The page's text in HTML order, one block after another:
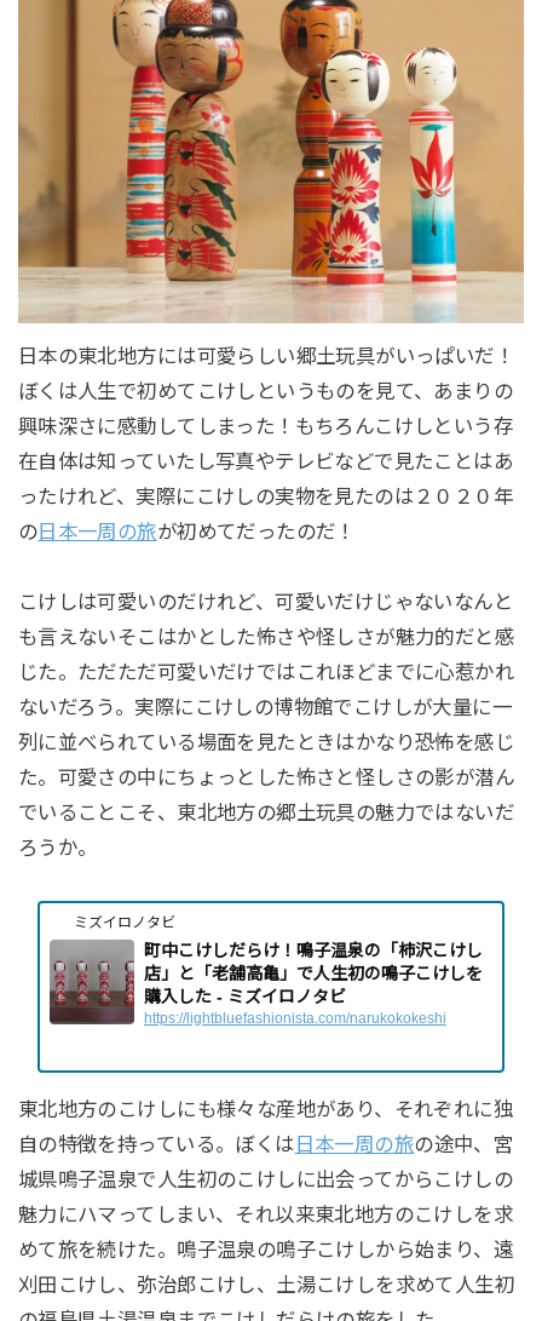
日本の東北地方には可愛らしい郷土玩具がいっぱいだ！
ぼくは人生で初めてこけしというものを見て、あまりの
興味深さに感動してしまった！もちろんこけしという存
在自体は知っていたし写真やテレビなどで見たことはあ
ったけれど、実際にこけしの実物を見たのは２０２０年
の 日本一周の旅が初めてだったのだ！
こけしは可愛いのだけれど、可愛いだけじゃないなんと
も言えないそこはかとした怖さや怪しさが魅力的だと感
じた。ただただ可愛いだけではこれほどまでに心惹かれ
ないだろう。実際にこけしの博物館でこけしが大量に一
列に並べられている場面を見たときはかなり恐怖を感じ
た。可愛さの中にちょっとした怖さと怪しさの影が潜ん
でいることこそ、東北地方の郷土玩具の魅力ではないだ
ろうか。
ミズイロノタビ
町中こけしだらけ！鳴子温泉の「柿沢こけし
店」と「老舗高亀」で人生初の鳴子こけしを
購入した - ミズイロノタビ
https://lightbluefashionista.com/narukokokeshi
東北地方のこけしにも様々な産地があり、それぞれに独
自の特徴を持っている。ぼくは 日本一周の旅の途中、宮
城県鳴子温泉で人生初のこけしに出会ってからこけしの
魅力にハマってしまい、それ以来東北地方のこけしを求
めて旅を続けた。鳴子温泉の鳴子こけしから始まり、遠
刈田こけし、弥治郎こけし、土湯こけしを求めて人生初